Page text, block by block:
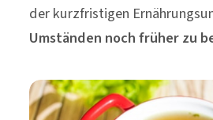
der kurzfristigen
Umständen noch früher zu